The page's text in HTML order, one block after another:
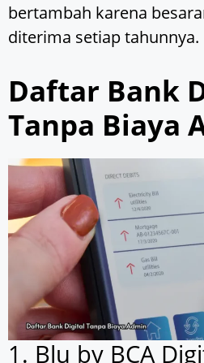
bertambah karena
diterima setiap tahunnya.
Daftar Bank
Tanpa Biaya
1. Blu by BCA